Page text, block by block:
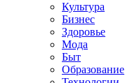
Культура
Бизнес
Здоровье
Мода
Быт
Образование